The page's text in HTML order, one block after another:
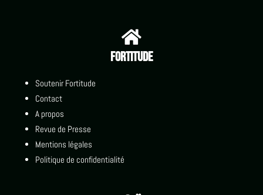

Fortitude
Soutenir Fortitude
Contact
A propos
Revue de Presse
Mentions légales
Politique de confidentialité